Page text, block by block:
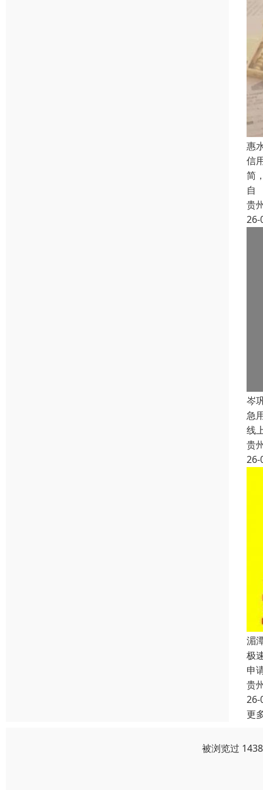
惠
信
简
自
贵
26-
岑
急
线
贵
26-
湄
极
申
贵
26-
更
被浏览过